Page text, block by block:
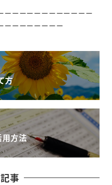
ーーーーーーーーーーーー
ーーーーーーーー
方
用方法
事